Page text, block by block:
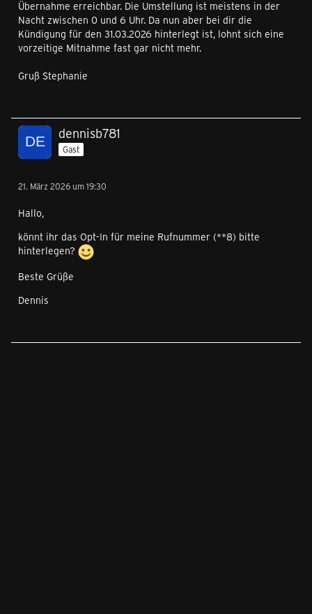
Übernahme erreichbar. Die Umstellung ist meistens in der
Nacht zwischen 0 und 6 Uhr. Da nun aber bei dir die
Kündigung für den 31.03.2026 hinterlegt ist, lohnt sich eine
vorzeitige Mitnahme fast gar nicht mehr.
Gruß Stephanie
dennisb781
Gast
21. März 2026 um 19:30
Hallo,
könnt ihr das Opt-In für meine Rufnummer (**8) bitte
hinterlegen?
Beste Grüße
Dennis